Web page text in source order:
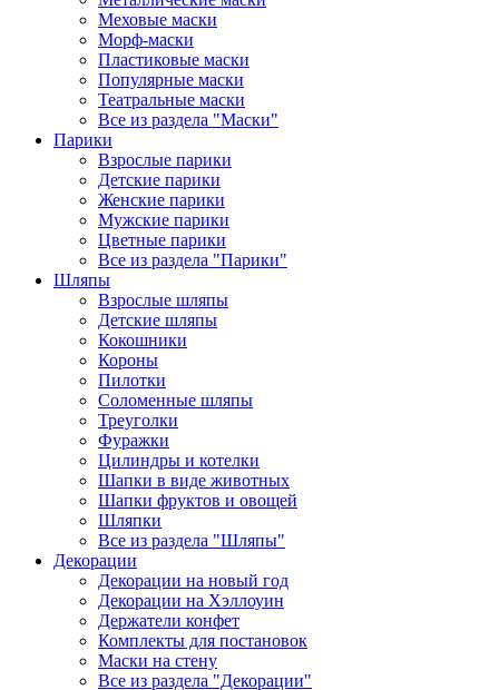
Меховые маски
Морф-маски
Пластиковые маски
Популярные маски
Театральные маски
Все из раздела "Маски"
Парики
Взрослые парики
Детские парики
Женские парики
Мужские парики
Цветные парики
Все из раздела "Парики"
Шляпы
Взрослые шляпы
Детские шляпы
Кокошники
Короны
Пилотки
Соломенные шляпы
Треуголки
Фуражки
Цилиндры и котелки
Шапки в виде животных
Шапки фруктов и овощей
Шляпки
Все из раздела "Шляпы"
Декорации
Декорации на новый год
Декорации на Хэллоуин
Держатели конфет
Комплекты для постановок
Маски на стену
Все из раздела "Декорации"